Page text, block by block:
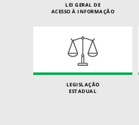
LEI GERAL DE
ACESSO À INFORMAÇÃO
LEGISLAÇÃO
ESTADUAL